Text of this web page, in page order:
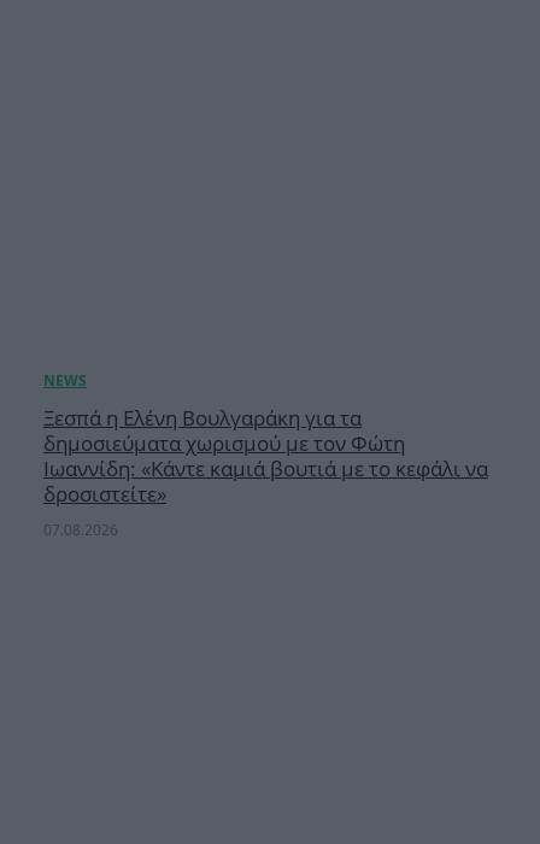
Ξεσπά η Ελένη Βουλγαράκη για τα
δημοσιεύματα χωρισμού με τον Φώτη
Ιωαννίδη: «Κάντε καμιά βουτιά με το κεφάλι να
δροσιστείτε»
07.08.2026